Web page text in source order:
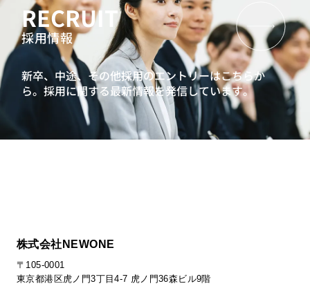
RECRUIT
採用情報
新卒、中途、その他採用のエントリーはこちらか
ら。採用に関する最新情報を発信しています。
株式会社NEWONE
〒105-0001
東京都港区虎ノ門3丁目4-7 虎ノ門36森ビル9階